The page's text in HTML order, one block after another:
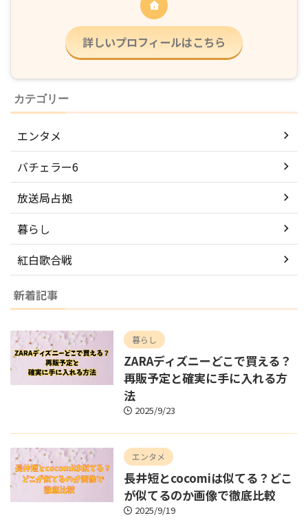
詳しいプロフィールはこちら
カテゴリー
エンタメ
バチェラー6
放送局占拠
暮らし
紅白歌合戦
新着記事
暮らし
ZARAディズニーどこで買える？
再販予定と確実に手に入れる方
法
2025/9/23
エンタメ
長井短とcocomiは似てる？どこ
が似てるのか画像で徹底比較
2025/9/19